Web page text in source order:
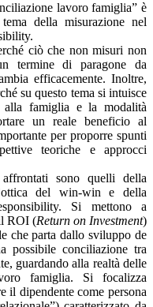
lavoro famiglia” è
della misurazione nel
ciò che non misuri non
termine di paragone da
efficacemente. Inoltre,
su questo tema si intuisce
famiglia e la modalità
un reale beneficio al
per proporre spunti
teoriche e approcci
sono quelli della
del win-win e della
Si mettono a
ROI (Return on Investment)
che parta dallo sviluppo de
possibile conciliazione tra
guardando alla realtà delle
famiglia. Si focalizza
il dipendente come persona